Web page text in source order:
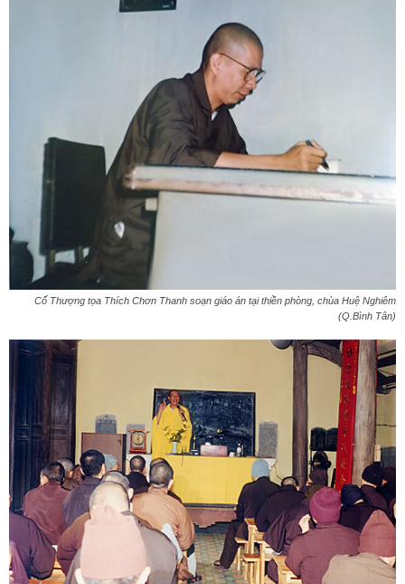
Cố Thượng tọa Thích Chơn Thanh soạn giáo án tại thiền phòng, chùa Huệ Nghiêm
(Q.Bình Tân)